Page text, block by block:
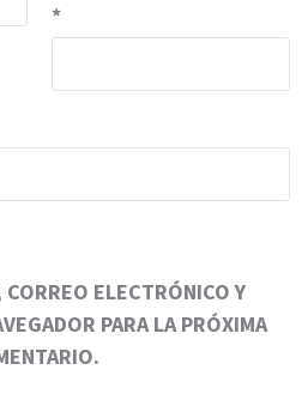
*
ELECTRÓNICO Y
PARA LA PRÓXIMA